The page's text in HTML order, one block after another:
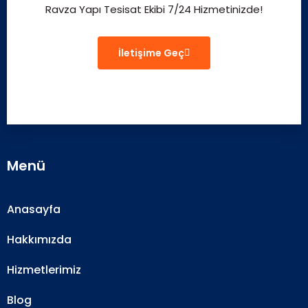
Ravza Yapı Tesisat Ekibi 7/24 Hizmetinizde!
İletişime Geç
Menü
Anasayfa
Hakkımızda
Hizmetlerimiz
Blog